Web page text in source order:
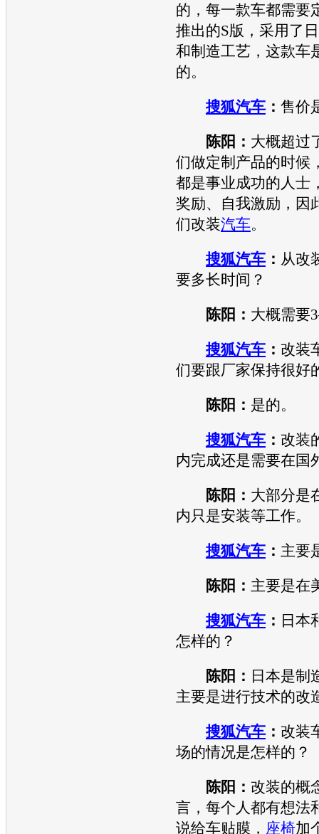
的，每一款车都需要
推出的S版，采用了
和制造工艺，这款车
的。
搜狐汽车 ： 售价
陈阳： 大概超过
们做定制产品的时候
都是事业成功的人士
奖励、自我激励，因
们改装汽车。
搜狐汽车 ： 从改
要多长时间？
陈阳： 大概需要
搜狐汽车 ： 改装
们要跟厂家保持很好
陈阳： 是的。
搜狐汽车 ： 改装
内完成还是需要在国
陈阳： 大部分是
内只是安装等工作。
搜狐汽车 ： 主要
陈阳： 主要是在
搜狐汽车 ： 日本
怎样的？
陈阳： 日本是制
主要是进行技术的改
搜狐汽车 ： 改装
场的情况是怎样的？
陈阳： 改装的概
言，每个人都有想法
说给车贴膜， 座椅加